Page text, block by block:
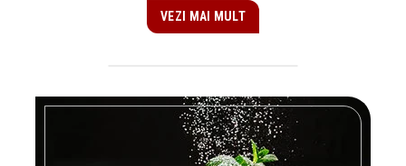
VEZI MAI MULT